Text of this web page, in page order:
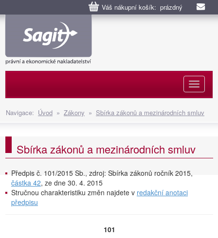
Váš nákupní košík: prázdný
Navigace: Úvod » Zákony » Sbírka zákonů a mezinárodních smluv
Sbírka zákonů a mezinárodních smluv
Předpis č. 101/2015 Sb., zdroj: Sbírka zákonů ročník 2015,
částka 42, ze dne 30. 4. 2015
Stručnou charakteristiku změn najdete v redakční anotaci
předpisu
101